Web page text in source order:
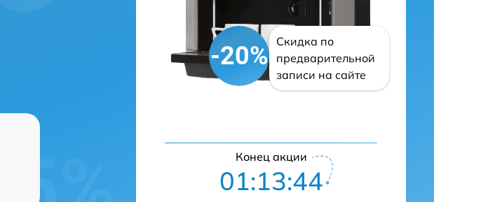
-20%
Скидка по
предварительной
записи на сайте
Конец акции
01:13:42